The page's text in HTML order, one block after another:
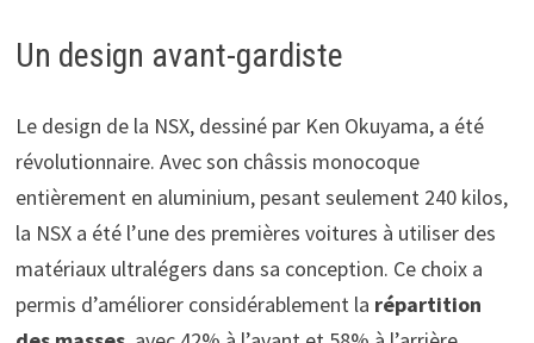
Un design avant-gardiste
Le design de la NSX, dessiné par Ken Okuyama, a été
révolutionnaire. Avec son châssis monocoque
entièrement en aluminium, pesant seulement 240 kilos,
la NSX a été l’une des premières voitures à utiliser des
matériaux ultralégers dans sa conception. Ce choix a
permis d’améliorer considérablement la répartition